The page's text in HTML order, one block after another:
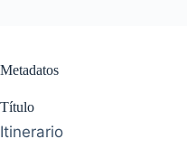
Metadatos
Título
Itinerario